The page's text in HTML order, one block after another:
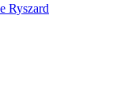
Ryszard